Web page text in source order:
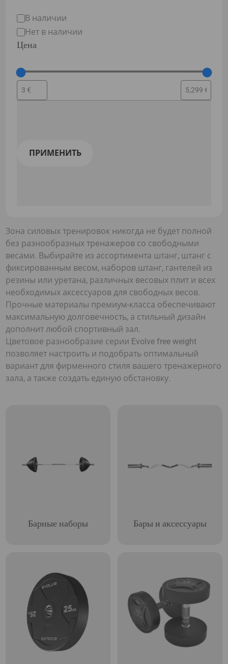
Статус
В наличии
Нет в наличии
Цена
ПРИМЕНИТЬ
Зона силовых тренировок никогда не будет полной
без разнообразных тренажеров со свободными
весами. Выбирайте из ассортимента штанг, штанг с
фиксированным весом, наборов штанг, гантелей из
резины или уретана, различных весовых плит и всех
необходимых аксессуаров для свободных весов.
Прочные материалы премиум-класса обеспечивают
максимальную долговечность, а стильный дизайн
дополнит любой спортивный зал.
Цветовое разнообразие серии Evolve free weight
позволяет настроить и подобрать оптимальный
вариант для фирменного стиля вашего тренажерного
зала, а также создать единую обстановку.
Барные наборы Бары и аксессуары